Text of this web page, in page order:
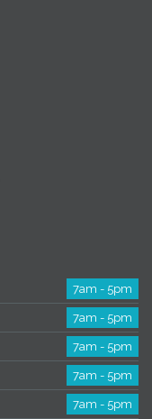
7am - 5pm
7am - 5pm
7am - 5pm
7am - 5pm
7am - 5pm